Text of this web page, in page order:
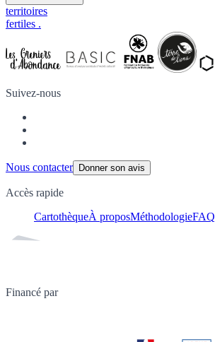
territoires
fertiles .
Suivez-nous
Nous contacter Donner son avis
Accès rapide
CartothèqueÀ proposMéthodologieFAQ
Financé par